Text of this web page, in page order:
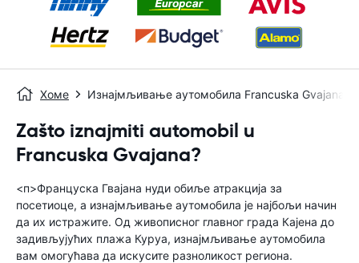
Хоме Изнајмљивање аутомобила Francuska Gvajana
Zašto iznajmiti automobil u
Francuska Gvajana?
<п>Француска Гвајана нуди обиље атракција за
посетиоце, а изнајмљивање аутомобила је најбољи начин
да их истражите. Од живописног главног града Кајена до
задивљујућих плажа Куруа, изнајмљивање аутомобила
вам омогућава да искусите разноликост региона.